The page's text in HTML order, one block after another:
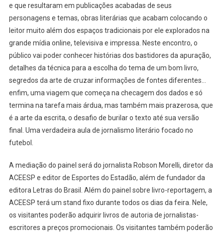
e que resultaram em publicações acabadas de seus
personagens e temas, obras literárias que acabam colocando o
leitor muito além dos espaços tradicionais por ele explorados na
grande mídia online, televisiva e impressa. Neste encontro, o
público vai poder conhecer histórias dos bastidores da apuração,
detalhes da técnica para a escolha do tema de um bom livro,
segredos da arte de cruzar informações de fontes diferentes…
enfim, uma viagem que começa na checagem dos dados e só
termina na tarefa mais árdua, mas também mais prazerosa, que
é a arte da escrita, o desafio de burilar o texto até sua versão
final. Uma verdadeira aula de jornalismo literário focado no
futebol.
A mediação do painel será do jornalista Robson Morelli, diretor da
ACEESP e editor de Esportes do Estadão, além de fundador da
editora Letras do Brasil. Além do painel sobre livro-reportagem, a
ACEESP terá um stand fixo durante todos os dias da feira. Nele,
os visitantes poderão adquirir livros de autoria de jornalistas-
escritores a preços promocionais. Os visitantes também poderão